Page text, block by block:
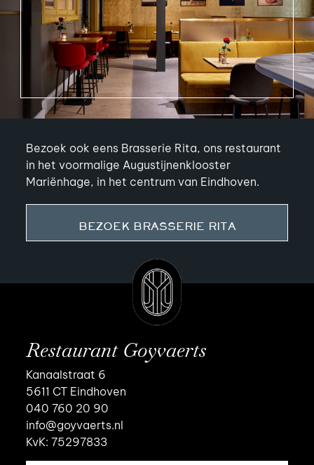
Bezoek ook eens Brasserie Rita, ons restaurant
in het voormalige Augustijnenklooster
Mariënhage, in het centrum van Eindhoven.
BEZOEK BRASSERIE RITA
Restaurant Goyvaerts
Kanaalstraat 6
5611 CT Eindhoven
040 760 20 90
info@goyvaerts.nl
KvK: 75297833